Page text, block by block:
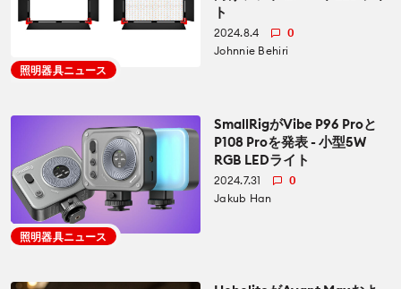
照明器具ニュース
ト
2024.8.4
0
Johnnie Behiri
照明器具ニュース
SmallRigがVibe P96 Proと
P108 Proを発表 - 小型5W
RGB LEDライト
2024.7.31
0
Jakub Han